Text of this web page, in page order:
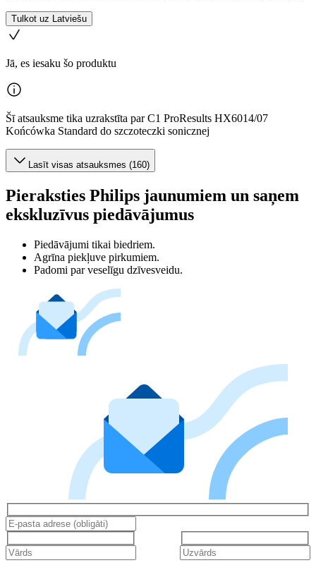
Tulkot uz Latviešu
Jā, es iesaku šo produktu
Šī atsauksme tika uzrakstīta par C1 ProResults HX6014/07
Końcówka Standard do szczoteczki sonicznej
Lasīt visas atsauksmes (160)
Pieraksties Philips jaunumiem un saņem
ekskluzīvus piedāvājumus
Piedāvājumi tikai biedriem.
Agrīna piekļuve pirkumiem.
Padomi par veselīgu dzīvesveidu.